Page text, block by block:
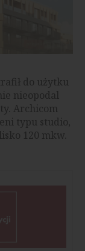
do użytku
nieopodal
Archicom
typu studio,
120 mkw.